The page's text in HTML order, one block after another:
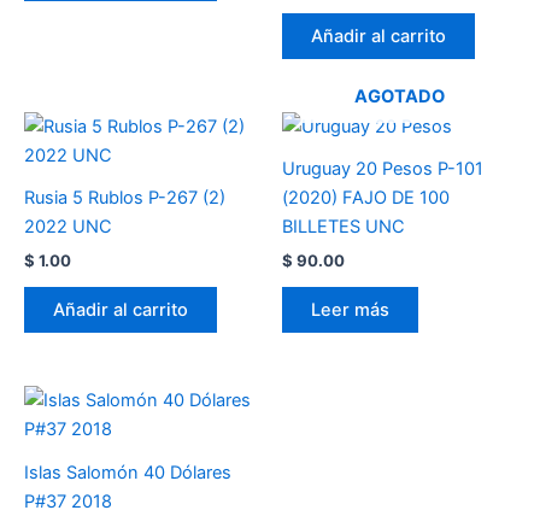
Añadir al carrito
Rusia 5 Rublos P-267 (2)
2022 UNC
$ 1.00
Añadir al carrito
AGOTADO
Uruguay 20 Pesos P-101
(2020) FAJO DE 100
BILLETES UNC
$ 90.00
Leer más
Islas Salomón 40 Dólares
P#37 2018